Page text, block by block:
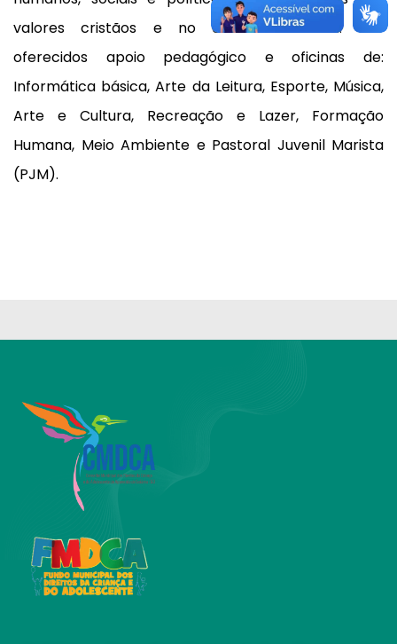
valores cristãos e no carisma marista. São
oferecidos apoio pedagógico e oficinas de:
Informática básica, Arte da Leitura, Esporte, Música,
Arte e Cultura, Recreação e Lazer, Formação
Humana, Meio Ambiente e Pastoral Juvenil Marista
(PJM).